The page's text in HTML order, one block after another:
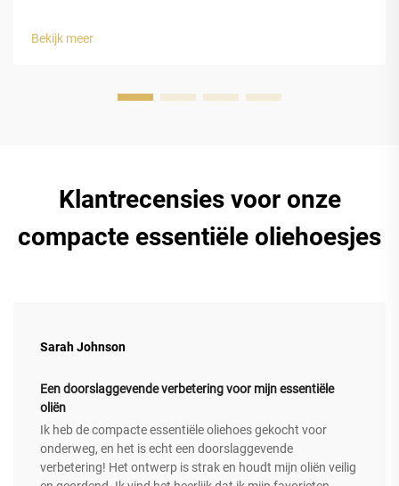
ethyleenvinylacetaat (EVA)-schuim biedt luxe horlogedozen
Bekijk meer
Klantrecensies voor onze
compacte essentiële oliehoesjes
Sarah Johnson
Een doorslaggevende verbetering voor mijn essentiële
oliën
Ik heb de compacte essentiële oliehoes gekocht voor
onderweg, en het is echt een doorslaggevende
verbetering! Het ontwerp is strak en houdt mijn oliën veilig